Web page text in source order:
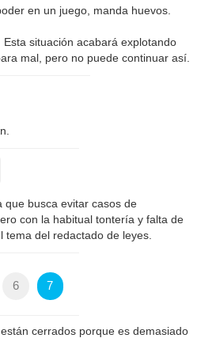
en un juego, manda huevos.
situación acabará explotando
mal, pero no puede continuar así.
que busca evitar casos de
con la habitual tontería y falta de
tema del redactado de leyes.
6 7
cerrados porque es demasiado